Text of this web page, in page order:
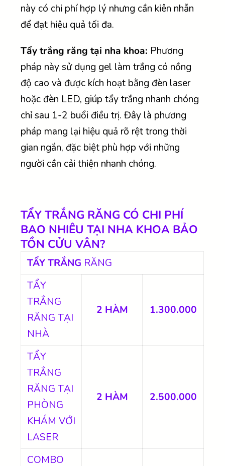
này có chi phí hợp lý nhưng cần kiên nhẫn
để đạt hiệu quả tối đa.
Tẩy trắng răng tại nha khoa: Phương
pháp này sử dụng gel làm trắng có nồng
độ cao và được kích hoạt bằng đèn laser
hoặc đèn LED, giúp tẩy trắng nhanh chóng
chỉ sau 1-2 buổi điều trị. Đây là phương
pháp mang lại hiệu quả rõ rệt trong thời
gian ngắn, đặc biệt phù hợp với những
người cần cải thiện nhanh chóng.
TẨY TRẮNG RĂNG CÓ CHI PHÍ
BAO NHIÊU TẠI NHA KHOA BẢO
TỒN CỬU VÂN?
TẨY TRẮNG RĂNG
TẨY
TRẮNG
RĂNG TẠI
NHÀ
2 HÀM 1.300.000
TẨY
TRẮNG
RĂNG TẠI
PHÒNG
KHÁM VỚI
LASER
2 HÀM 2.500.000
COMBO